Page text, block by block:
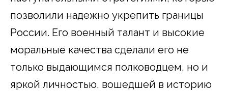
позволили надежно укрепить границы
России. Его военный талант и высокие
моральные качества сделали его не
только выдающимся полководцем, но и
яркой личностью, вошедшей в историю